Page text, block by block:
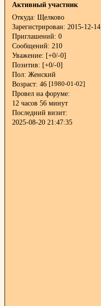
Активный участник
Откуда: Щелково
Зарегистрирован: 2015-12-14
Приглашений: 0
Сообщений: 210
Уважение: [+0/-0]
Позитив: [+0/-0]
Пол: Женский
Возраст: 46 [1980-01-02]
Провел на форуме:
12 часов 56 минут
Последний визит:
2025-08-20 21:47:35